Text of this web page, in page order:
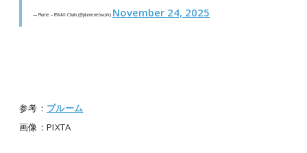
— Plume – RWAfi Chain (@plumenetwork) November 24, 2025
参考： プルーム
画像：PIXTA